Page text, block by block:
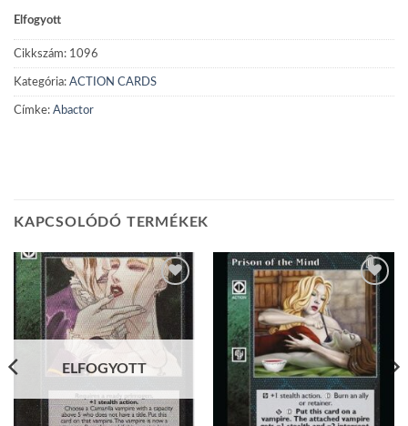
Elfogyott
Cikkszám: 1096
Kategória: ACTION CARDS
Címke: Abactor
KAPCSOLÓDÓ TERMÉKEK
Add to
wishlist
ELFOGYOTT
Add to
wishlist